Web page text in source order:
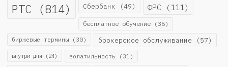
РТС (814) Сбербанк (49) ФРС (111)
бесплатное обучение (36)
биржевые термины (30) брокерское обслуживание (57)
внутри дня (24) волатильность (31)